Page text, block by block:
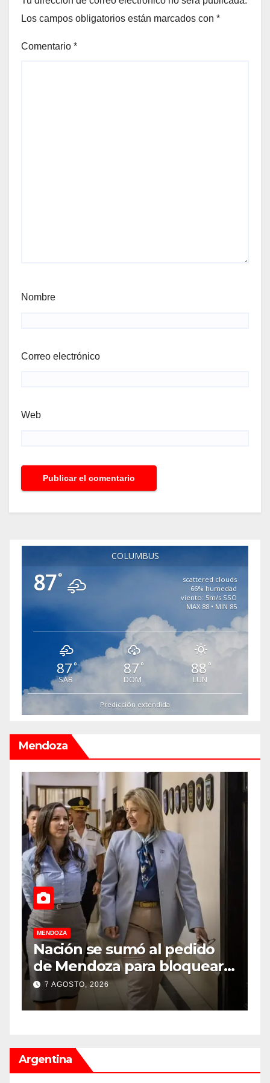
Los campos obligatorios están marcados con *
Comentario *
Nombre
Correo electrónico
Web
COLUMBUS
87°
scattered clouds
66% humedad
viento: 5m/s SSO
MAX 88 • MIN 85
87 °
SAB
87 °
DOM
88 °
LUN
Predicción extendida
Mendoza
MENDOZA
Nación se sumó al pedido
de Mendoza para bloquear
los celulares en las cárceles
de la provincia
7 AGOSTO, 2026
Argentina